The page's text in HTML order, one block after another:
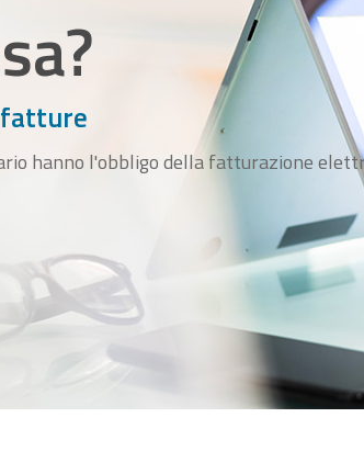
fatture
hanno l'obbligo della fatturazione